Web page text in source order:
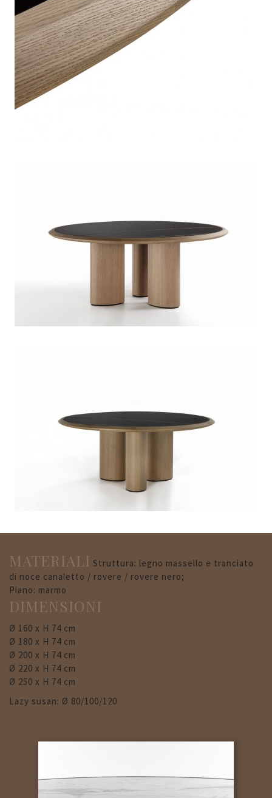
MATERIALI Struttura: legno massello e tranciato
di noce canaletto / rovere / rovere nero;
Piano: marmo
DIMENSIONI
Ø 160 x H 74 cm
Ø 180 x H 74 cm
Ø 200 x H 74 cm
Ø 220 x H 74 cm
Ø 250 x H 74 cm
Lazy susan: Ø 80/100/120